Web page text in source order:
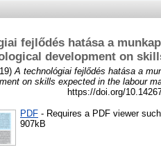
fejlődés hatása a
development on
A technológiai fejlődés hatása a
on skills expected in the labour
https://doi.org/
PDF - Requires a PDF viewer
907kB